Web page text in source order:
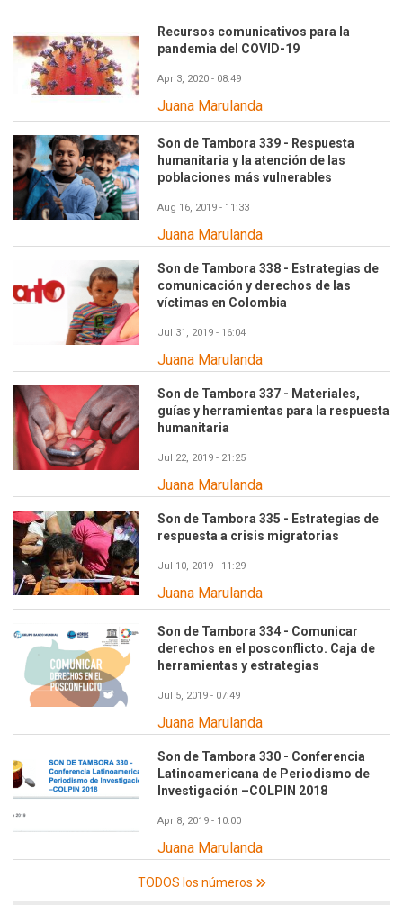
Recursos comunicativos para la
pandemia del COVID-19
Apr 3, 2020 - 08:49
Juana Marulanda
Son de Tambora 339 - Respuesta
humanitaria y la atención de las
poblaciones más vulnerables
Aug 16, 2019 - 11:33
Juana Marulanda
Son de Tambora 338 - Estrategias de
comunicación y derechos de las
víctimas en Colombia
Jul 31, 2019 - 16:04
Juana Marulanda
Son de Tambora 337 - Materiales,
guías y herramientas para la respuesta
humanitaria
Jul 22, 2019 - 21:25
Juana Marulanda
Son de Tambora 335 - Estrategias de
respuesta a crisis migratorias
Jul 10, 2019 - 11:29
Juana Marulanda
Son de Tambora 334 - Comunicar
derechos en el posconflicto. Caja de
herramientas y estrategias
Jul 5, 2019 - 07:49
Juana Marulanda
Son de Tambora 330 - Conferencia
Latinoamericana de Periodismo de
Investigación –COLPIN 2018
Apr 8, 2019 - 10:00
Juana Marulanda
TODOS los números